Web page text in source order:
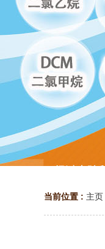
当前位置 : 主页